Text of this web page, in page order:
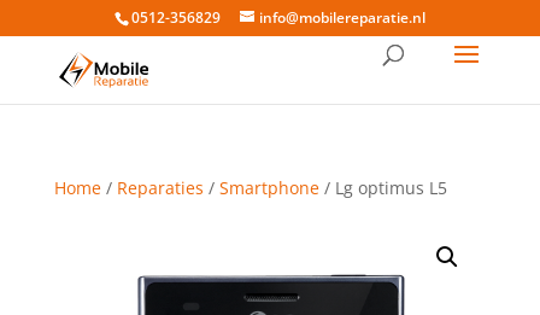
0512-356829 info@mobilereparatie.nl
Home/ Reparaties / Smartphone/ Lg optimus L5